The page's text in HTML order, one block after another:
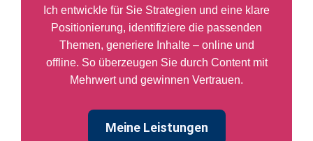
Ich entwickle für Sie Strategien und eine klare
Positionierung, identifiziere die passenden
Themen, generiere Inhalte – online und
offline. So überzeugen Sie durch Content mit
Mehrwert und gewinnen Vertrauen.
Meine Leistungen